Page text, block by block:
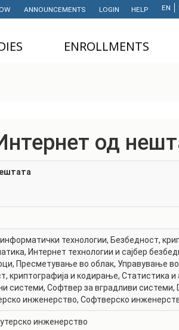
EN
ANNOUNCEMENTS LOGIN HELP
ЕNROLLMENTS
MASTER'S STUDIES FOR
INTERNATIONAL STUDENTS
од
технологии, Безбедност,
, Интернет технологии и сајбер
, Пресметување во облак, Управување
криптографија и кодирање, Статистика и
системи, Софтвер за вградливи системи,
инженерство, Софтверско
инженерство